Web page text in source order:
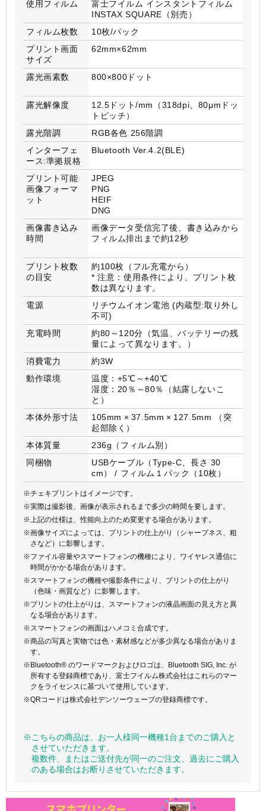
使用フィルム
富士フイルム インスタントフィルム
INSTAX SQUARE（別売）
フィルム枚数
10枚/パック
プリント画面
サイズ
62mm×62mm
露光画素数 800×800ドット
露光解像度
12.5ドット/mm（318dpi、80μmドッ
トピッチ）
露光階調
RGB各色 256階調
インターフェ
ース:準拠規格
Bluetooth Ver.4.2(BLE)
プリント可能
画像フォーマ
ット
JPEG
PNG
HEIF
DNG
画像書き込み
時間
画像データ受信完了後、書き込みから
フィルム排出まで約12秒
プリント枚数
の目安
約100枚（フル充電から）
* 注意：使用条件により、プリント枚
数は異なります。
電源
リチウムイオン電池 (内蔵型:取り外し
不可)
充電時間
約80～120分（気温、バッテリーの残
量によって異なります。）
消費電力
約3W
動作環境
温度：+5℃～+40℃
湿度：20％～80％（結露しないこ
と）
本体外形寸法
105mm × 37.5mm × 127.5mm （突
起部除く）
本体質量
236g（フィルム別）
同梱物
USBケーブル（Type-C、長さ 30
cm） / フィルム１パック（10枚）
※チェキプリントはイメージです。
※実際は撮影後、画像が表示されるまで多少の時間を要します。
※上記の仕様は、性能向上のため変更する場合があります。
※画像サイズによっては、プリントの仕上がり（シャープネス、粗
さなど）に影響します。
※ファイル容量やスマートフォンの機種により、ワイヤレス通信に
時間がかかる場合があります。
※スマートフォンの機種や撮影条件により、プリントの仕上がり
（色味・画質など）に影響します。
※プリントの仕上がりは、スマートフォンの液晶画面の見え方と異
なる場合があります。
※スマートフォンの画面はハメコミ合成です。
※商品の写真と実物では色・素材感などが多少異なる場合がありま
す。
※Bluetooth® のワードマークおよびロゴは、Bluetooth SIG, Inc. が
所有する登録商標であり、富士フイルム株式会社はこれらのマー
クをライセンスに基づいて使用しています。
※QRコードは株式会社デンソーウェーブの登録商標です。
※こちらの商品は、お一人様同一機種1台までのご購入と
させていただきます。
複数件、またはご送付先が同一のご注文、過去にご購入
のある場合はお断りさせていただきます。